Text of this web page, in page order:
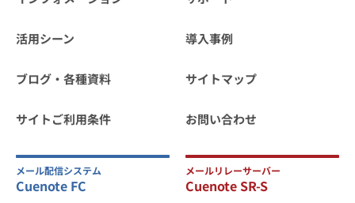
活用シーン 導入事例
ブログ・各種資料 サイトマップ
サイトご利用条件 お問い合わせ
メール配信システム
Cuenote FC
メールリレーサーバー
Cuenote SR-S